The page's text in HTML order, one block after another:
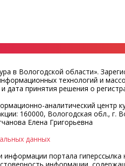
в Вологодской области».
технологий и
дата принятия решения о
аналитический центр
160000, Вологодская обл., г.
Елена Григорьевна
данных
портала гиперссылка